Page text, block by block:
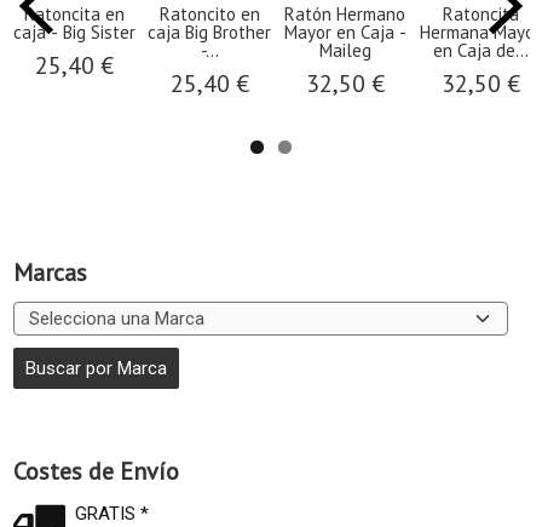
Marcas
Costes de Envío
GRATIS *
​Ratoncita en
caja - Big Sister
25,40 €
​Ratoncito en
caja Big Brother
-...
25,40 €
Ratón Hermano
Mayor en Caja -
Maileg
32,50 €
Ratoncita
Hermana Mayor
en Caja de...
32,50 €